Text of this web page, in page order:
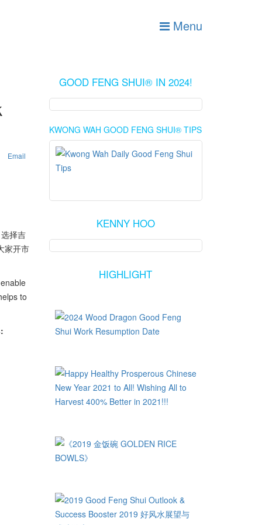
Menu
Email
择吉
家开市
to
GOOD FENG SHUI® IN 2024!
KWONG WAH GOOD FENG SHUI® TIPS
KENNY HOO
HIGHLIGHT